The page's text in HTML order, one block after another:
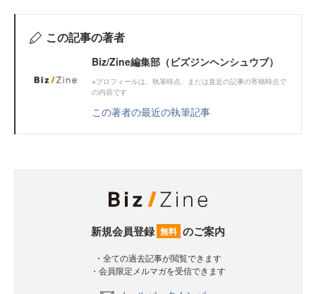
この記事の著者
Biz/Zine編集部（ビズジンヘンシュウブ）
※プロフィールは、執筆時点、または直近の記事の寄稿時点で
の内容です
この著者の最近の執筆記事
新規会員登録 無料 のご案内
・全ての過去記事が閲覧できます
・会員限定メルマガを受信できます